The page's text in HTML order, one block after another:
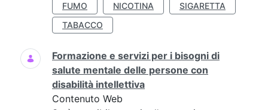
FUMO NICOTINA
SIGARETTA
TABACCO
Formazione e servizi per i bisogni di
salute mentale delle persone con
disabilità intellettiva
Contenuto Web